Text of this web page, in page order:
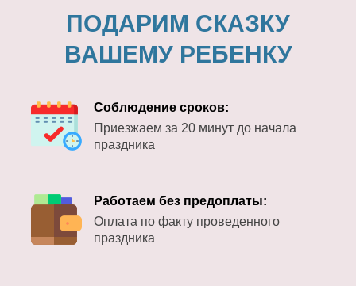
ПОДАРИМ СКАЗКУ
ВАШЕМУ РЕБЕНКУ
Соблюдение сроков:
Приезжаем за 20 минут до начала
праздника
Работаем без предоплаты:
Оплата по факту проведенного
праздника